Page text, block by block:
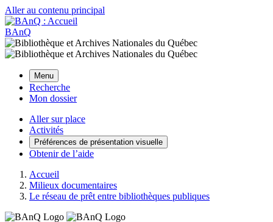
Aller au contenu principal
BAnQ
Menu
Recherche
Mon dossier
Aller sur place
Activités
Préférences de présentation visuelle
Obtenir de l’aide
Accueil
Milieux documentaires
Le réseau de prêt entre bibliothèques publiques